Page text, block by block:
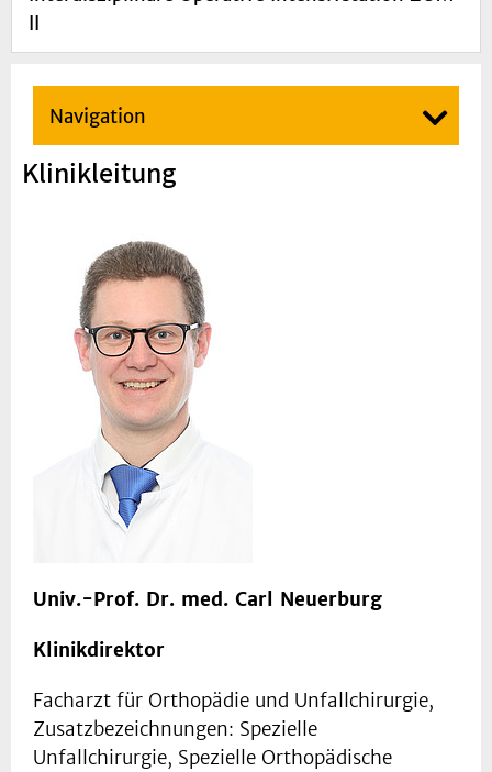
II
Navigation
Klinikleitung
Univ.-Prof. Dr. med. Carl Neuerburg
Klinikdirektor
Facharzt für Orthopädie und Unfallchirurgie,
Zusatzbezeichnungen: Spezielle
Unfallchirurgie, Spezielle Orthopädische